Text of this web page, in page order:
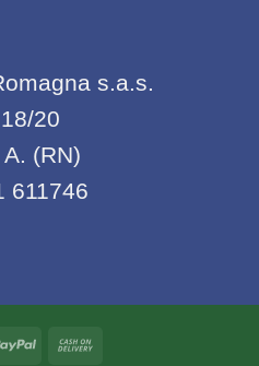
s.a.s.
20
(RN)
611746